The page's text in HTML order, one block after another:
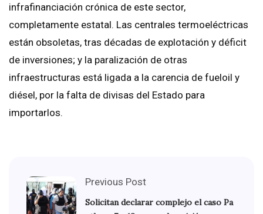
infrafinanciación crónica de este sector,
completamente estatal. Las centrales termoeléctricas
están obsoletas, tras décadas de explotación y déficit
de inversiones; y la paralización de otras
infraestructuras está ligada a la carencia de fueloil y
diésel, por la falta de divisas del Estado para
importarlos.
Previous Post
Solicitan declarar complejo el caso Pa